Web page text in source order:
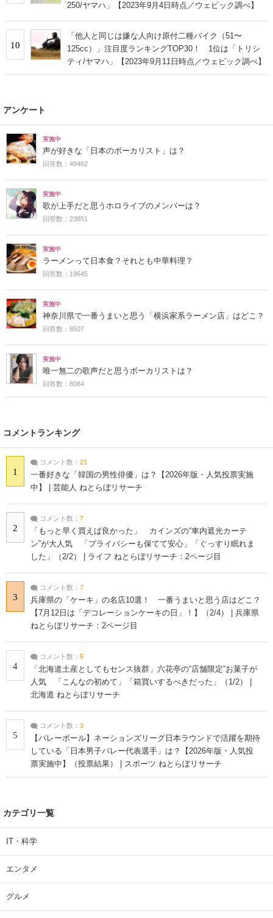
250/ヤマハ」【2023年9月4日時点／ウェビック調べ】
10
「他人と同じは嫌な人向け原付二種バイク（51〜
125cc）」注目度ランキングTOP30！ 1位は「トリシ
ティ/ヤマハ」【2023年9月11日時点／ウェビック調べ】
アンケート
実施中
声が好きな「日本のボーカリスト」は？
回答数：49462
実施中
歌が上手だと思うホロライブのメンバーは？
回答数：23851
実施中
ラーメンって日本食？それとも中華料理？
回答数：19645
実施中
神奈川県で一番うまいと思う「横浜家系ラーメン店」はどこ？
回答数：8507
実施中
唯一無二の歌声だと思うボーカリストは？
回答数：8084
コメントランキング
1
コメント数： 21
一番好きな「韓国の男性俳優」は？【2026年版・人気投票実施
中】 | 芸能人 ねとらぼリサーチ
2
コメント数： 7
「もっと早く買えば良かった」 カインズの“車内遮光カーテ
ン”が大人気 「プライバシーも保てて安心」「ぐっすり眠れま
した」（2/2） | ライフ ねとらぼリサーチ：2ページ目
3
コメント数： 7
兵庫県の「ケーキ」の名店10選！ 一番うまいと思う店はどこ？
【7月12日は「デコレーションケーキの日」！】（2/4） | 兵庫県
ねとらぼリサーチ：2ページ目
4
コメント数： 5
「北海道土産としてもセンス抜群」六花亭の“店舗限定”お菓子が
人気 「こんなの初めて」「箱買いするべきだった」（1/2） |
北海道 ねとらぼリサーチ
5
コメント数： 3
【バレーボール】ネーションズリーグ日本ラウンドで活躍を期待
している「日本男子バレー代表選手」は？【2026年版・人気投
票実施中】（投票結果） | スポーツ ねとらぼリサーチ
カテゴリ一覧
IT・科学
エンタメ
グルメ